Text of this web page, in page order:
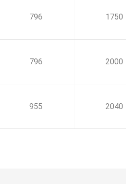
796 1750
796 2000
955 2040